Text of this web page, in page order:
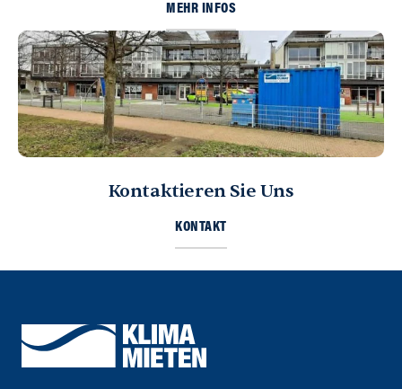
MEHR INFOS
Kontaktieren Sie Uns
KONTAKT